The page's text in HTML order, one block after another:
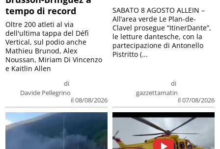
tempo di record
di
Davide Pellegrino
il 08/08/2026
Oltre 200 atleti al via
dell'ultima tappa del Défì
Vertical, sul podio anche
Mathieu Brunod, Alex
Noussan, Miriam Di Vincenzo
e Kaitlin Allen
di
gazzettamatin
il 07/08/2026
SABATO 8 AGOSTO ALLEIN –
All’area verde Le Plan-de-
Clavel prosegue “ItinerDante”,
le letture dantesche, con la
partecipazione di Antonello
Pistritto (...